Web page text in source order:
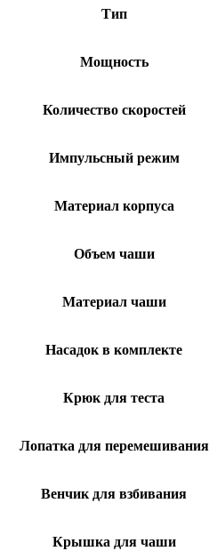
Тип
Мощность
Количество скоростей
Импульсный режим
Материал корпуса
Объем чаши
Материал чаши
Насадок в комплекте
Крюк для теста
Лопатка для перемешивания
Венчик для взбивания
Крышка для чаши